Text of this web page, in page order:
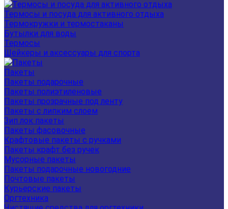
Термосы и посуда для активного отдыха
Термокружки и термостаканы
Бутылки для воды
Термосы
Шейкеры и аксессуары для спорта
Пакеты
Пакеты подарочные
Пакеты полиэтиленовые
Пакеты прозрачные под ленту
Пакеты с липким слоем
Зип лок пакеты
Пакеты фасовочные
Крафтовые пакеты с ручками
Пакеты крафт без ручек
Мусорные пакеты
Пакеты подарочные новогодние
Почтовые пакеты
Курьерские пакеты
Оргтехника